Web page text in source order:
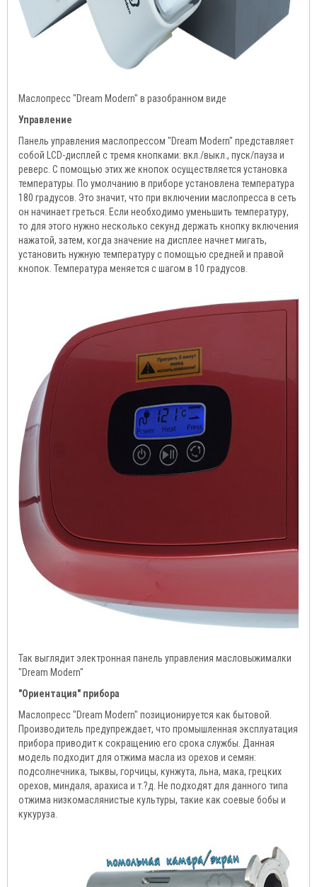
Маслопресс "Dream Modern" в разобранном виде
Управление
Панель управления маслопрессом "Dream Modern" представляет
собой LCD-дисплей с тремя кнопками: вкл./выкл., пуск/пауза и
реверс. С помощью этих же кнопок осуществляется установка
температуры. По умолчанию в приборе установлена температура
180 градусов. Это значит, что при включении маслопресса в сеть
он начинает греться. Если необходимо уменьшить температуру,
то для этого нужно несколько секунд держать кнопку включения
нажатой, затем, когда значение на дисплее начнет мигать,
установить нужную температуру с помощью средней и правой
кнопок. Температура меняется с шагом в 10 градусов.
Так выглядит электронная панель управления масловыжималки
"Dream Modern"
"Ориентация" прибора
Маслопресс "Dream Modern" позиционируется как бытовой.
Производитель предупреждает, что промышленная эксплуатация
прибора приводит к сокращению его срока службы. Данная
модель подходит для отжима масла из орехов и семян:
подсолнечника, тыквы, горчицы, кунжута, льна, мака, грецких
орехов, миндаля, арахиса и т.?д. Не подходят для данного типа
отжима низкомаслянистые культуры, такие как соевые бобы и
кукуруза.